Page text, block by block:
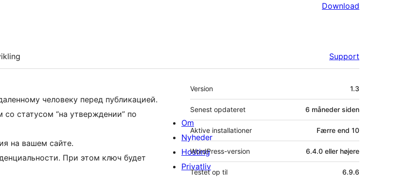
Download
Support
человеку перед публикацией.
статусом “на утверждении” по
на вашем сайте.
При этом ключ будет
Meta
Version 1.3
Senest opdateret 6 måneder siden
Aktive installationer Færre end 10
WordPress-version 6.4.0 eller højere
Testet op til 6.9.6
Om
Nyheder
Hosting
Privatliv